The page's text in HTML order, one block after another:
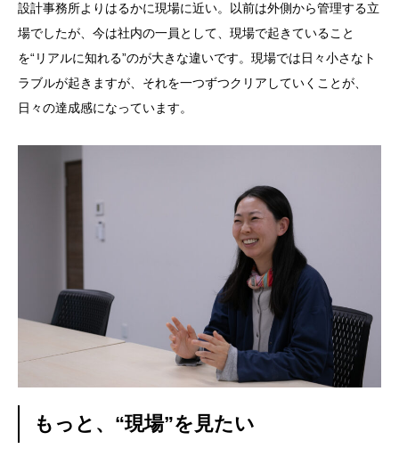
設計事務所よりはるかに現場に近い。以前は外側から管理する立
場でしたが、今は社内の一員として、現場で起きていること
を“リアルに知れる”のが大きな違いです。現場では日々小さなト
ラブルが起きますが、それを一つずつクリアしていくことが、
日々の達成感になっています。
もっと、“現場”を見たい